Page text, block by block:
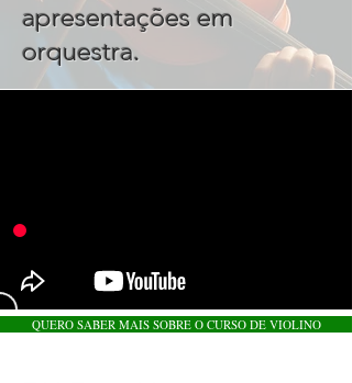
apresentações em
orquestra.
QUERO SABER MAIS SOBRE O CURSO DE VIOLINO